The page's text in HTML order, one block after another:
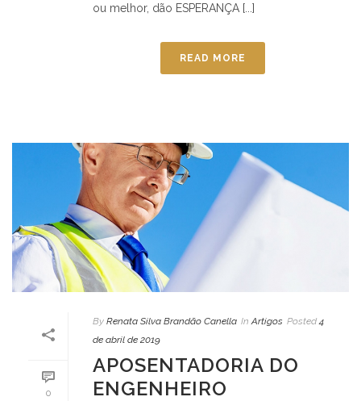
ou melhor, dão ESPERANÇA [...]
READ MORE
0
By Renata Silva Brandão Canella In Artigos Posted 4
de abril de 2019
APOSENTADORIA DO
ENGENHEIRO